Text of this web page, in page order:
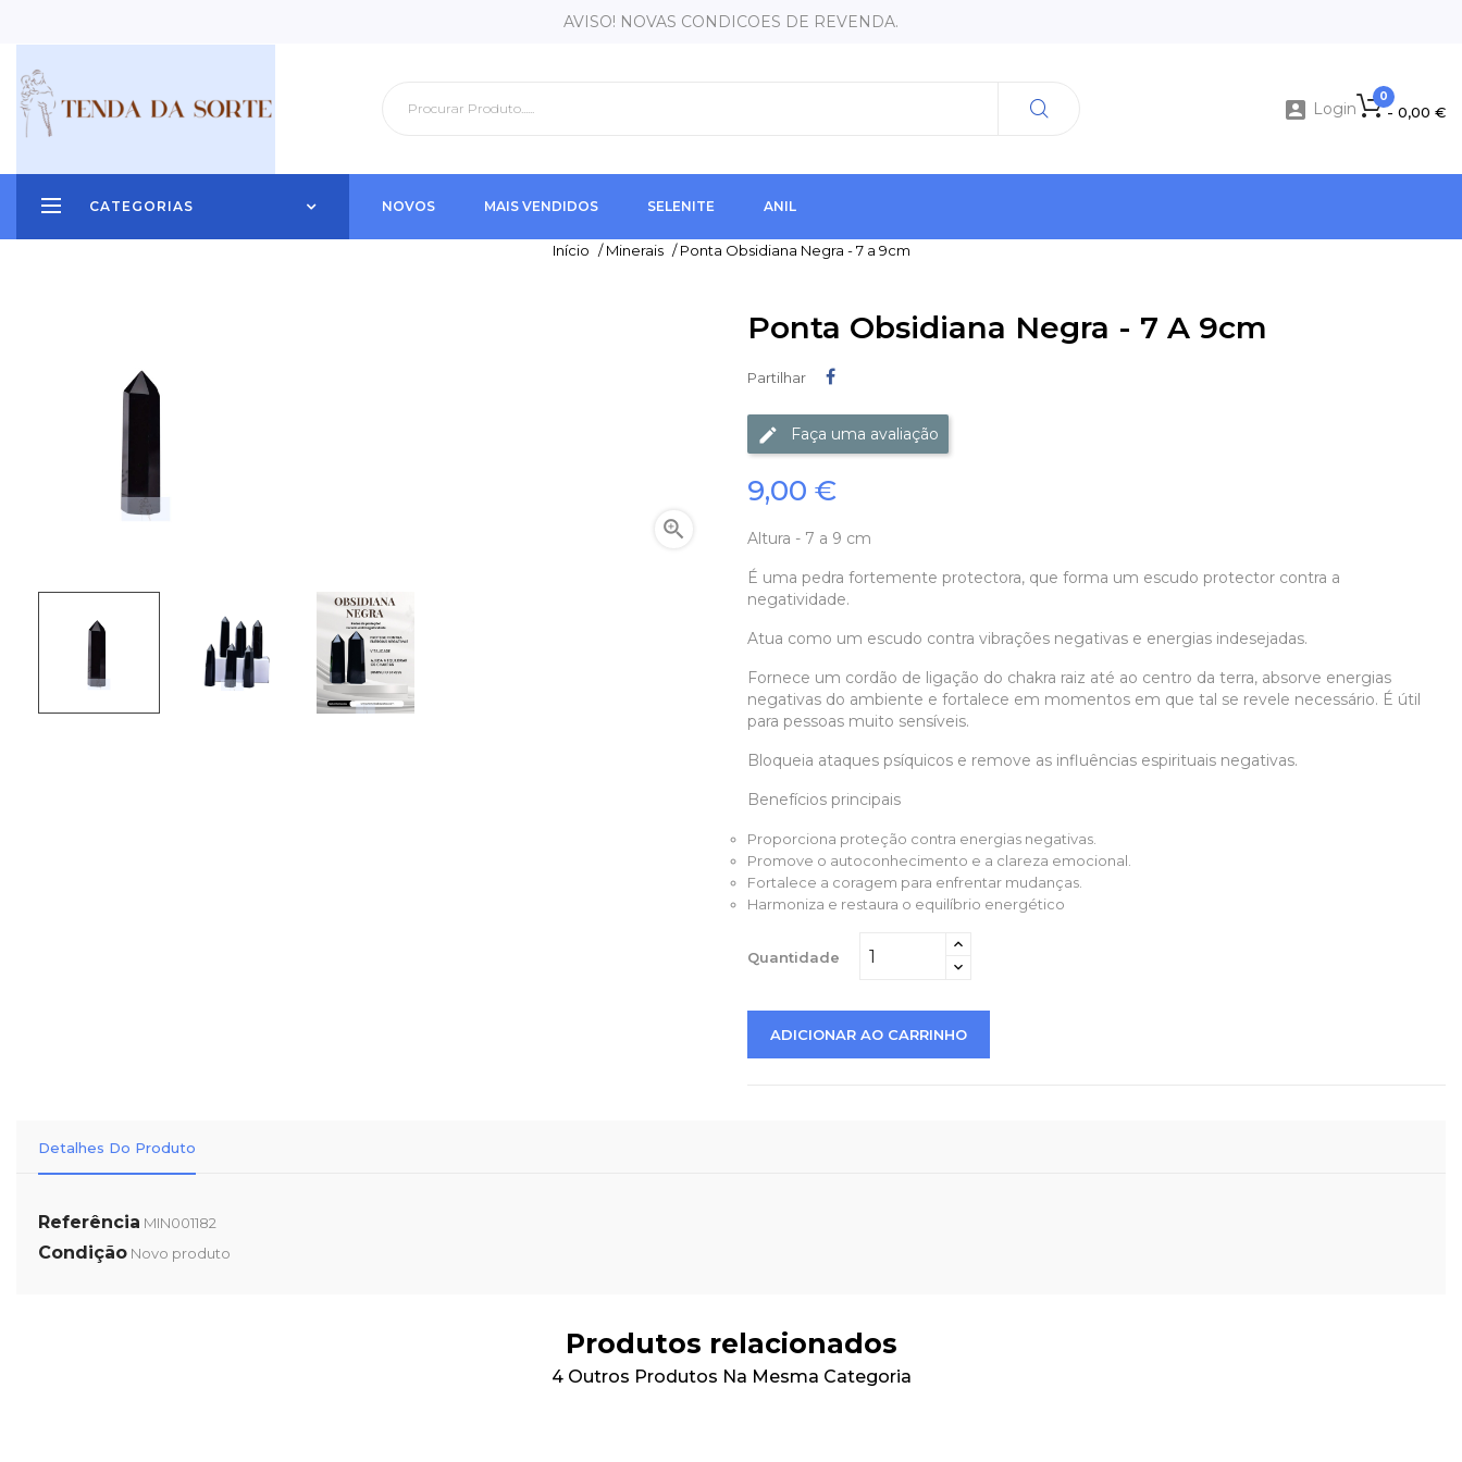
AVISO! NOVAS CONDICOES DE REVENDA.
0
- 0,00 €
 Login
CATEGORIAS NOVOS MAIS VENDIDOS SELENITE ANIL
Início / Minerais / Ponta Obsidiana Negra - 7 a 9cm

Ponta Obsidiana Negra - 7 A 9cm
Partilhar
Faça uma avaliação
9,00 €
Altura - 7 a 9 cm
É uma pedra fortemente protectora, que forma um escudo protector contra a
negatividade.
Atua como um escudo contra vibrações negativas e energias indesejadas.
Fornece um cordão de ligação do chakra raiz até ao centro da terra, absorve energias
negativas do ambiente e fortalece em momentos em que tal se revele necessário. É útil
para pessoas muito sensíveis.
Bloqueia ataques psíquicos e remove as influências espirituais negativas.
Benefícios principais
Proporciona proteção contra energias negativas.
Promove o autoconhecimento e a clareza emocional.
Fortalece a coragem para enfrentar mudanças.
Harmoniza e restaura o equilíbrio energético
Quantidade
ADICIONAR AO CARRINHO
Detalhes Do Produto
Referência MIN001182
Condição Novo produto
Produtos relacionados
4 Outros Produtos Na Mesma Categoria